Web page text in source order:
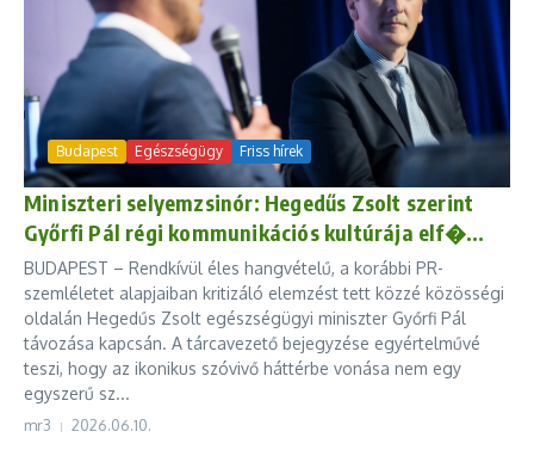
Budapest Egészségügy Friss hírek
Miniszteri selyemzsinór: Hegedűs Zsolt szerint
Győrfi Pál régi kommunikációs kultúrája elf�...
BUDAPEST – Rendkívül éles hangvételű, a korábbi PR-
szemléletet alapjaiban kritizáló elemzést tett közzé közösségi
oldalán Hegedűs Zsolt egészségügyi miniszter Győrfi Pál
távozása kapcsán. A tárcavezető bejegyzése egyértelművé
teszi, hogy az ikonikus szóvivő háttérbe vonása nem egy
egyszerű sz...
mr3 2026.06.10.